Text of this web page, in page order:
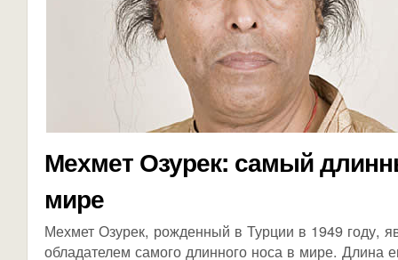
Мехмет Озурек: самый
мире
Мехмет Озурек, рожденный в Турции в 1949 году,
обладателем самого длинного носа в мире. Длина